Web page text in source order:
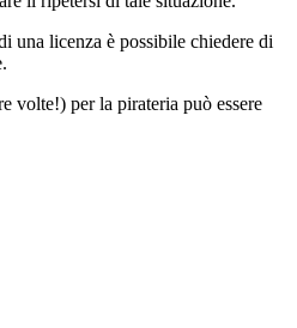
una licenza è possibile chiedere di
volte!) per la pirateria può essere